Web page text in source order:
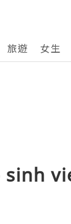
旅遊 女生
sinh